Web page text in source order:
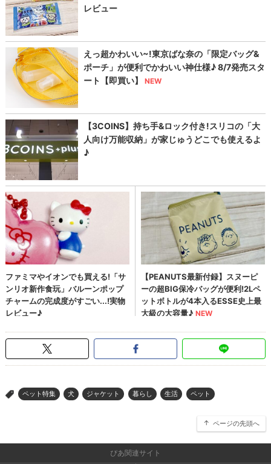
> ペット特集 犬 ジャケット 暮らし 生活 ペット
ページの先頭へ
ぴあ関連サイト